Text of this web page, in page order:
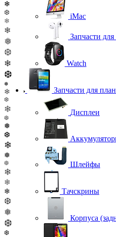
❄
❆
❄
❄
❅
❆
❄
❆
❅
❄
❆
❄
❆
❅
❆
❄
❅
❆
❄
❄
❄
❆
❅
❆
❆
iMac
Запчасти
Watch
Запчасти для
Дисплеи
Шлейфы
Тачскрины
Корпуса